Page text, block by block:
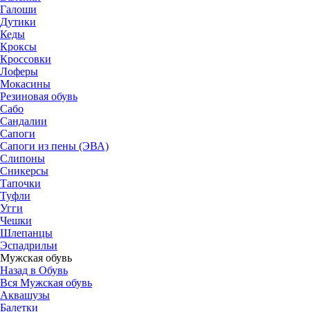
Галоши
Дутики
Кеды
Кроксы
Кроссовки
Лоферы
Мокасины
Резиновая обувь
Сабо
Сандалии
Сапоги
Сапоги из пены (ЭВА)
Слипоны
Сникерсы
Тапочки
Туфли
Угги
Чешки
Шлепанцы
Эспадрильи
Мужская обувь
Назад в Обувь
Вся Мужская обувь
Аквашузы
Балетки